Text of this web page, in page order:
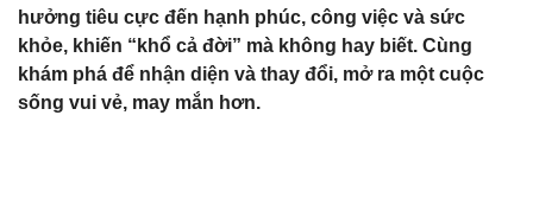
hưởng tiêu cực đến hạnh phúc, công việc và sức
khỏe, khiến “khổ cả đời” mà không hay biết. Cùng
khám phá để nhận diện và thay đổi, mở ra một cuộc
sống vui vẻ, may mắn hơn.